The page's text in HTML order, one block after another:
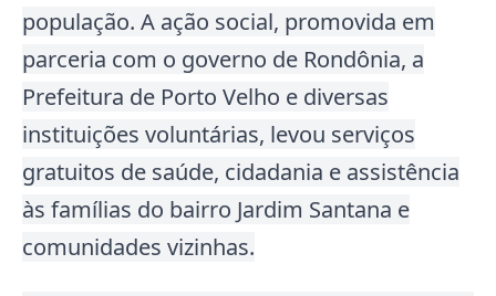
população. A ação social, promovida em
parceria com o governo de Rondônia, a
Prefeitura de Porto Velho e diversas
instituições voluntárias, levou serviços
gratuitos de saúde, cidadania e assistência
às famílias do bairro Jardim Santana e
comunidades vizinhas.